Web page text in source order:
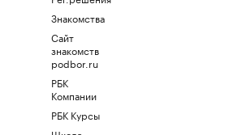
Знакомства
Сайт
знакомств
podbor.ru
РБК
Компании
РБК Курсы